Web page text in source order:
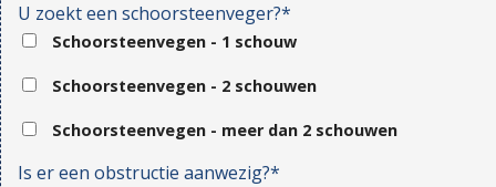
U zoekt een schoorsteenveger?*
Schoorsteenvegen - 1 schouw
Schoorsteenvegen - 2 schouwen
Schoorsteenvegen - meer dan 2 schouwen
Is er een obstructie aanwezig?*